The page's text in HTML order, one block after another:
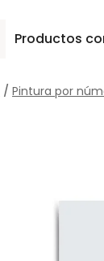
Productos
/ Pintura por